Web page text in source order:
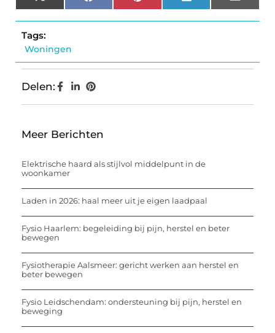
(Twitter)
Tags:
Woningen
Delen:
Meer Berichten
Elektrische haard als stijlvol middelpunt in de
woonkamer
Laden in 2026: haal meer uit je eigen laadpaal
Fysio Haarlem: begeleiding bij pijn, herstel en beter
bewegen
Fysiotherapie Aalsmeer: gericht werken aan herstel en
beter bewegen
Fysio Leidschendam: ondersteuning bij pijn, herstel en
beweging